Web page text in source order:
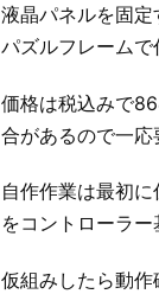
液晶パネルを固
パズルフレームで
価格は税込みで
合があるので一応
自作作業は最初
をコントローラー
仮組みしたら動作